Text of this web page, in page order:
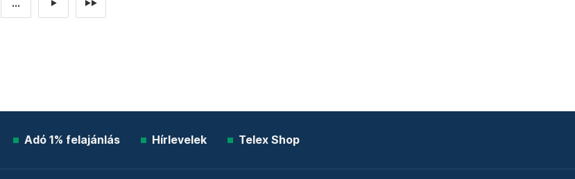
... ► ►►
Adó 1% felajánlás Hírlevelek Telex Shop